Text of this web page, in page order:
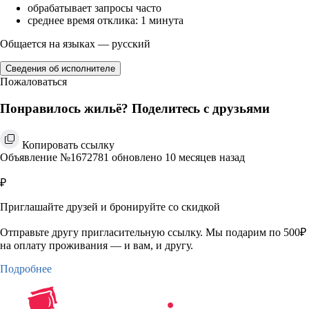
обрабатывает запросы часто
среднее время отклика: 1 минута
Общается на языках — русский
Сведения об исполнителе
Пожаловаться
Понравилось жильё? Поделитесь с друзьями
Копировать ссылку
Объявление №1672781 обновлено 10 месяцев назад
₽
Приглашайте друзей и бронируйте со скидкой
Отправьте другу пригласительную ссылку. Мы подарим по 500₽
на оплату проживания — и вам, и другу.
Подробнее